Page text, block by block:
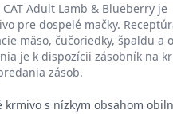
Adult Lamb & Blueberry je
pre dospelé mačky.
mäso, čučoriedky, špaldu a
je k dispozícii zásobník na
zásob.
krmivo s nízkym obsahom